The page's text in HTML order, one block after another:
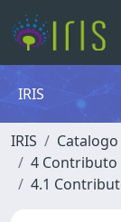
IRIS
IRIS
4 Contributo
4.1